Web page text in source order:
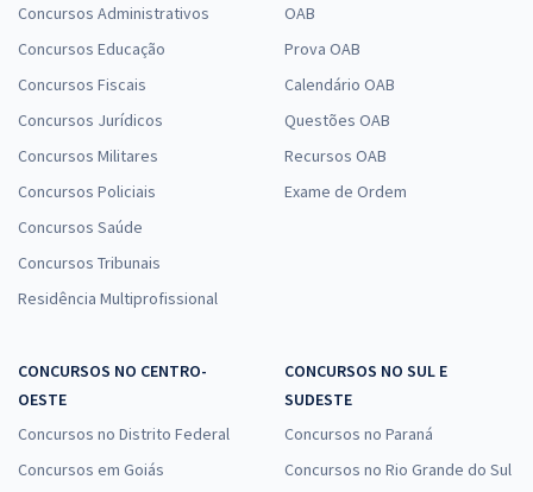
Concursos Administrativos
Concursos Educação
Concursos Fiscais
Concursos Jurídicos
Concursos Militares
Concursos Policiais
Concursos Saúde
Concursos Tribunais
Residência Multiprofissional
OAB
Prova OAB
Calendário OAB
Questões OAB
Recursos OAB
Exame de Ordem
CONCURSOS NO CENTRO-
OESTE
Concursos no Distrito Federal
Concursos em Goiás
CONCURSOS NO SUL E
SUDESTE
Concursos no Paraná
Concursos no Rio Grande do Sul